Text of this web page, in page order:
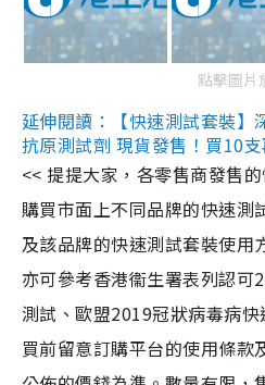
點擊圖片
延伸閱讀：【快速測試套裝】
抗原測試劑 現貨發售！買10
<< 提提大家，各零售商發售
購買市面上不同品牌的快速測
及該品牌的快速測試套裝使用
亦可參考香港衞生署表列認可
測試、歐盟2019冠狀病毒病
買前留意訂購平台的使用條款